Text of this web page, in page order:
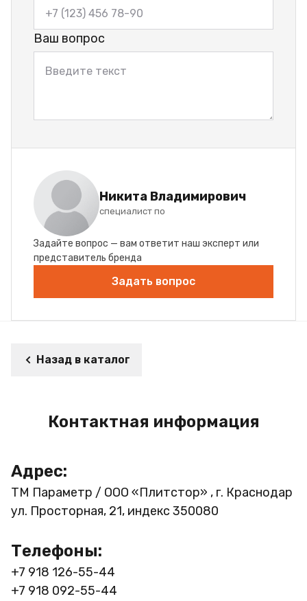
Ваш вопрос
Никита Владимирович
специалист по
Задайте вопрос — вам ответит наш эксперт или
представитель бренда
Задать вопрос
Назад в каталог
Контактная информация
Адрес:
ТМ Параметр / ООО «Плитстор» , г. Краснодар
ул. Просторная, 21, индекс 350080
Телефоны:
+7 918 126-55-44
+7 918 092-55-44